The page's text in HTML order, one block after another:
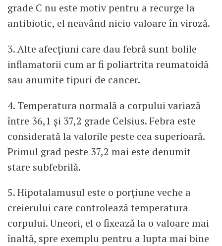
grade C nu este motiv pentru a recurge la
antibiotic, el neavând nicio valoare în viroză.
3. Alte afecțiuni care dau febră sunt bolile
inflamatorii cum ar fi poliartrita reumatoidă
sau anumite tipuri de cancer.
4. Temperatura normală a corpului variază
între 36,1 și 37,2 grade Celsius. Febra este
considerată la valorile peste cea superioară.
Primul grad peste 37,2 mai este denumit
stare subfebrilă.
5. Hipotalamusul este o porțiune veche a
creierului care controlează temperatura
corpului. Uneori, el o fixează la o valoare mai
înaltă, spre exemplu pentru a lupta mai bine